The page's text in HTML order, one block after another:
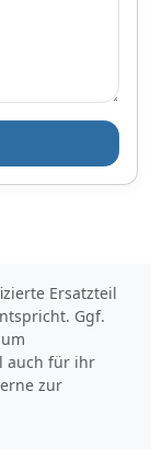
Ersatzteil
Ggf.
auch für ihr
zur